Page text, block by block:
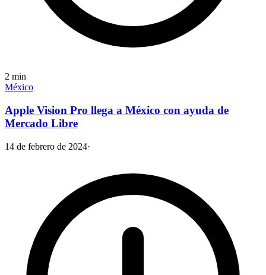
2 min
México
Apple Vision Pro llega a México con ayuda de
Mercado Libre
14 de febrero de 2024·